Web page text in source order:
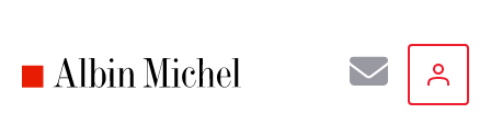
principal